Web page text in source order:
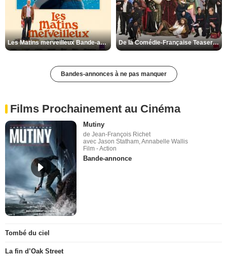
Les Matins merveilleux Bande-annonce VF De la Comédie-Française Teaser VF
Bandes-annonces à ne pas manquer
Films Prochainement au Cinéma
Mutiny
de Jean-François Richet
avec Jason Statham, Annabelle Wallis
Film - Action
Bande-annonce
Tombé du ciel
La fin d’Oak Street